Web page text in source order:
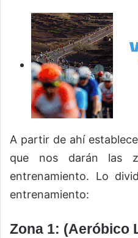
A partir de ahí
que nos darán las
entrenamiento. Lo
entrenamiento:
Zona 1: (Aeróbico